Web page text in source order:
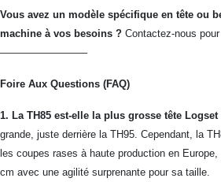
Vous avez un modèle spécifique en tête ou
machine à vos besoins ? Contactez-nous
————————–
Foire Aux Questions (FAQ)
1. La TH85 est-elle la plus grosse tête Logset
grande, juste derrière la TH95. Cependant, la
les coupes rases à haute production en
cm avec une agilité surprenante pour sa taille.